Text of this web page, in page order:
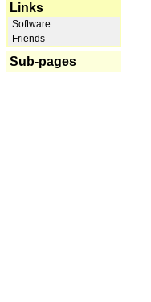
Links
Software
Friends
Sub-pages